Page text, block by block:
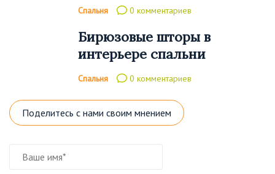
Спальня 0 комментариев
Бирюзовые шторы в
интерьере спальни
Спальня 0 комментариев
Поделитесь с нами своим мнением